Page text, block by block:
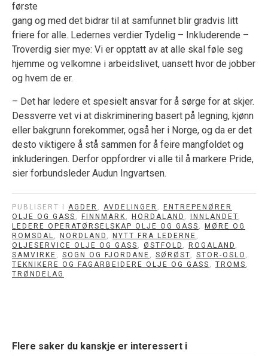
første
gang og med det bidrar til at samfunnet blir gradvis litt
friere for alle. Ledernes verdier Tydelig – Inkluderende –
Troverdig sier mye: Vi er opptatt av at alle skal føle seg
hjemme og velkomne i arbeidslivet, uansett hvor de jobber
og hvem de er.
– Det har ledere et spesielt ansvar for å sørge for at skjer.
Dessverre vet vi at diskriminering basert på legning, kjønn
eller bakgrunn forekommer, også her i Norge, og da er det
desto viktigere å stå sammen for å feire mangfoldet og
inkluderingen. Derfor oppfordrer vi alle til å markere Pride,
sier forbundsleder Audun Ingvartsen.
PUBLISERT I AGDER , AVDELINGER ,
ENTREPENØRER
OLJE OG GASS , FINNMARK , HORDALAND , INNLANDET,
LEDERE OPERATØRSELSKAP OLJE OG GASS ,
MØRE OG
ROMSDAL , NORDLAND , NYTT FRA LEDERNE ,
OLJESERVICE OLJE OG GASS , ØSTFOLD , ROGALAND ,
SAMVIRKE , SOGN OG FJORDANE , SØRØST, STOR-OSLO ,
TEKNIKERE OG FAGARBEIDERE OLJE OG GASS , TROMS ,
TRØNDELAG
Flere saker du kanskje er interessert i